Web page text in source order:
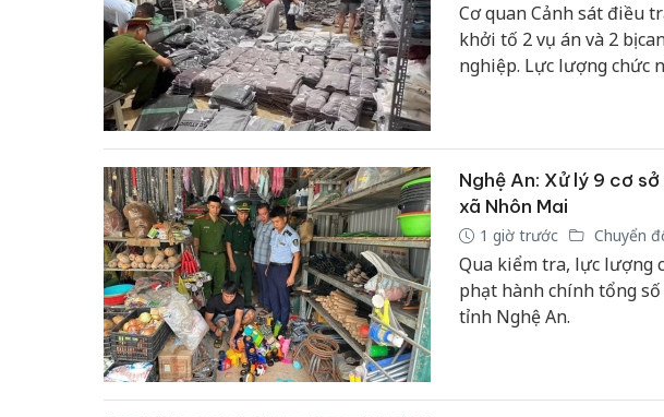
Cơ quan Cảnh sát điều
khởi tố 2 vụ án và 2 bị
nghiệp. Lực lượng chức
Nghệ An: Xử lý 9 cơ
xã Nhôn Mai
1 giờ trước Chuyển
Qua kiểm tra, lực lượng
phạt hành chính tổng
tỉnh Nghệ An.